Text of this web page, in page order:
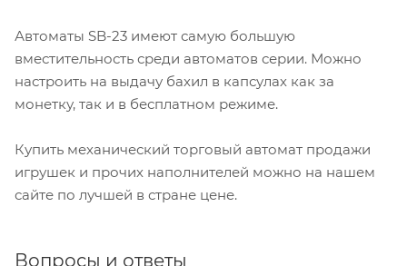
Автоматы SB-23 имеют самую большую
вместительность среди автоматов серии. Можно
настроить на выдачу бахил в капсулах как за
монетку, так и в бесплатном режиме.
Купить механический торговый автомат продажи
игрушек и прочих наполнителей можно на нашем
сайте по лучшей в стране цене.
Вопросы и ответы